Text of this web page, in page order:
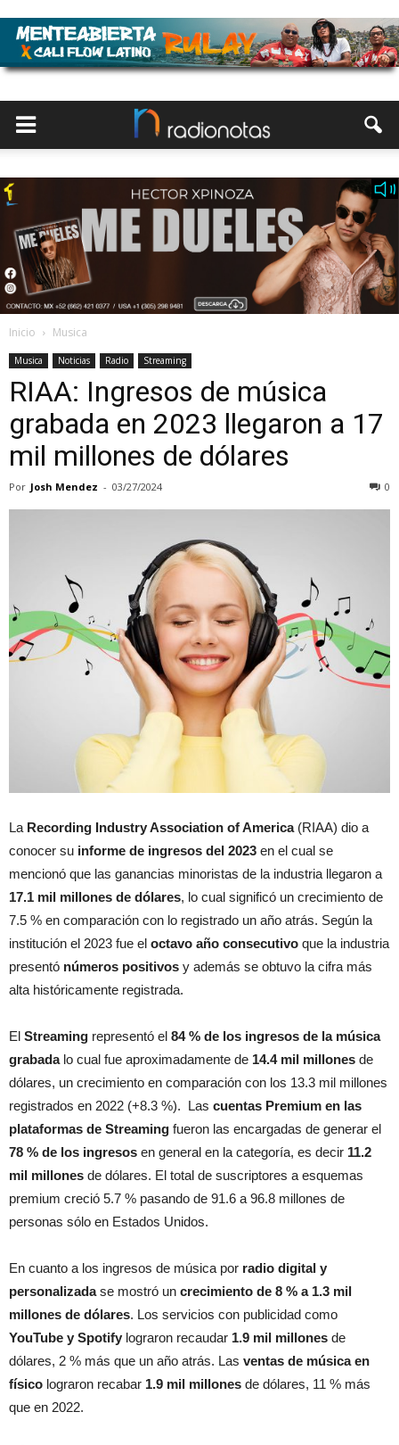
Inicio Musica
Musica Noticias Radio Streaming
RIAA: Ingresos de música
grabada en 2023 llegaron a 17
mil millones de dólares
Por Josh Mendez - 03/27/2024 0
La Recording Industry Association of America(RIAA) dio a
conocer su informe de ingresos del 2023 en el cual se
mencionó que las ganancias minoristas de la industria llegaron a
17.1 mil millones de dólares, lo cual significó un crecimiento de
7.5 % en comparación con lo registrado un año atrás. Según la
institución el 2023 fue el octavo año consecutivo que la industria
presentó números positivos y además se obtuvo la cifra más
alta históricamente registrada.
El Streaming representó el 84 % de los ingresos de la música
grabadalo cual fue aproximadamente de 14.4 mil millones de
dólares, un crecimiento en comparación con los 13.3 mil millones
registrados en 2022 (+8.3 %). Las cuentas Premium en las
plataformas de Streaming fueron las encargadas de generar el
78 % de los ingresos en general en la categoría, es decir 11.2
mil millones de dólares. El total de suscriptores a esquemas
premium creció 5.7 % pasando de 91.6 a 96.8 millones de
personas sólo en Estados Unidos.
En cuanto a los ingresos de música por radio digital y
personalizadase mostró un crecimiento de 8 % a 1.3 mil
millones de dólares. Los servicios con publicidad como
YouTube y Spotify lograron recaudar 1.9 mil millones de
dólares, 2 % más que un año atrás. Las ventas de música en
físico lograron recabar 1.9 mil millones de dólares, 11 % más
que en 2022.